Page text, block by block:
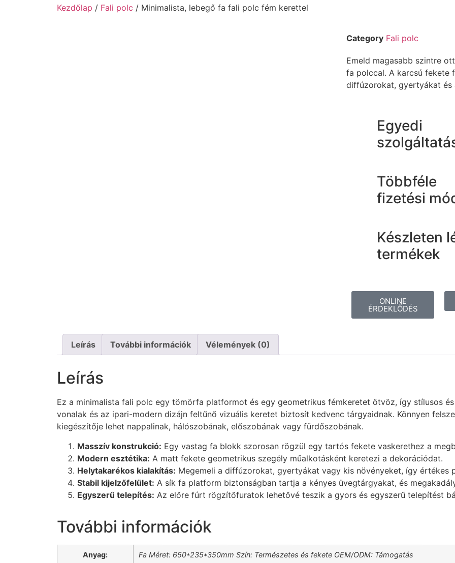
Kezdőlap / Fali polc / Minimalista, lebegő fa fali polc fém kerettel
Category Fali polc
Emeld magasabb szintre
fa polccal. A karcsú fekete
diffúzorokat, gyertyákat és
Egyedi
Többféle
fizetési
Készleten
termékek
ONLINE
ÉRDEKLŐDÉS
Leírás További információk Vélemények (0)
Leírás
Ez a minimalista fali polc egy tömörfa platformot és egy geometrikus fémkeretet ötvöz, így stílusos
vonalak és az ipari-modern dizájn feltűnő vizuális keretet biztosít kedvenc tárgyaidnak. Könnyen
kiegészítője lehet nappalinak, hálószobának, előszobának vagy fürdőszobának.
Masszív konstrukció: Egy vastag fa blokk szorosan rögzül egy tartós fekete vaskerethez a
Modern esztétika: A matt fekete geometrikus szegély műalkotásként keretezi a dekorációdat.
Helytakarékos kialakítás: Megemeli a diffúzorokat, gyertyákat vagy kis növényeket, így értékes
Stabil kijelzőfelület: A sík fa platform biztonságban tartja a kényes üvegtárgyakat, és
Egyszerű telepítés: Az előre fúrt rögzítőfuratok lehetővé teszik a gyors és egyszerű telepítést
További információk
Anyag: Fa Méret: 650*235*350mm Szín: Természetes és fekete OEM/ODM: Támogatás